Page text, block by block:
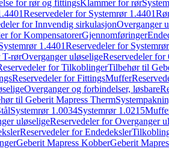
for rør og fittingsKlammer for rør
Reservedeler for Systemrør 1.4401
for Innvendig sirkulasjonOverganger
for KompensatorerGjennomføringer
1.4401Reservedeler for
T-rørOverganger uløseligeReservedeler for
for TilkoblingerTilbehør til
Reservedeler for FittingsMuffer
Overganger og forbindelser, løsbare
til Geberit Mapress Therm
Systemrør 1.0034Systemrør 1.0215
uløseligeReservedeler for Overganger
Reservedeler for Endedeksler
Geberit Mapress KobberGeberit